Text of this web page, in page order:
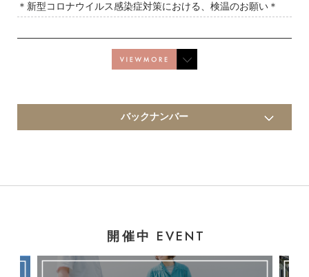
＊新型コロナウイルス感染症対策における、検温のお願い＊
バックナンバー
開催中 EVENT